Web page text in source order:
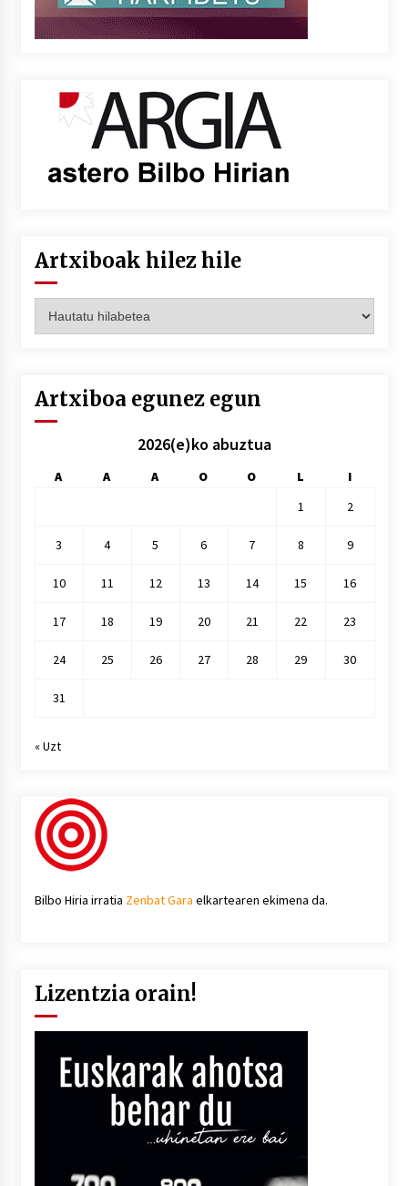
Artxiboak hilez hile
hilez
Artxiboa egunez egun
2026(e)ko abuztua
A A A O O L
I
1
2
3 4 5 6 7 8 9
10 11 12 13 14 15 16
17 18 19 20 21 22 23
24 25 26 27 28 29 30
31
« Uzt
Bilbo Hiria irratia Zenbat Gara elkartearen ekimena da.
Lizentzia orain!